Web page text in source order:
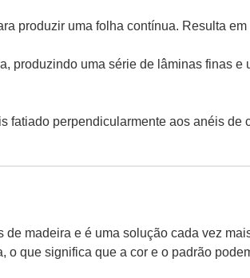
produzir uma folha contínua. Resulta
produzindo uma série de lâminas finas
fatiado perpendicularmente aos anéis
madeira e é uma solução cada vez
que significa que a cor e o padrão